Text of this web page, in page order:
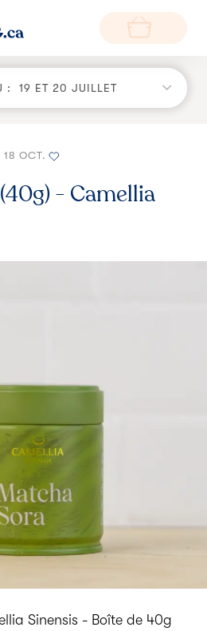
: 19 ET 20 JUILLET
18 OCT.
- Camellia
Sinensis - Boîte de 40g